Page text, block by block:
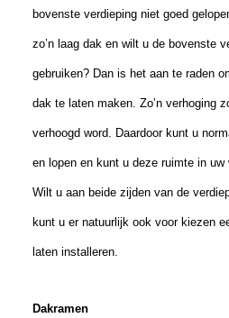
bovenste verdieping niet goed
zo’n laag dak en wilt u de bovenste
gebruiken? Dan is het aan te raden
dak te laten maken. Zo’n verhoging
verhoogd word. Daardoor kunt u
en lopen en kunt u deze ruimte in uw
Wilt u aan beide zijden van de
kunt u er natuurlijk ook voor kiezen
laten installeren.
Dakramen